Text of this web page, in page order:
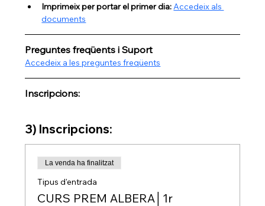
Imprimeix per portar el primer dia: Accedeix als
documents
Preguntes freqüents i Suport
Accedeix a les preguntes freqüents
Inscripcions:
3) Inscripcions:
La venda ha finalitzat
Tipus d'entrada
CURS PREM ALBERA│1r